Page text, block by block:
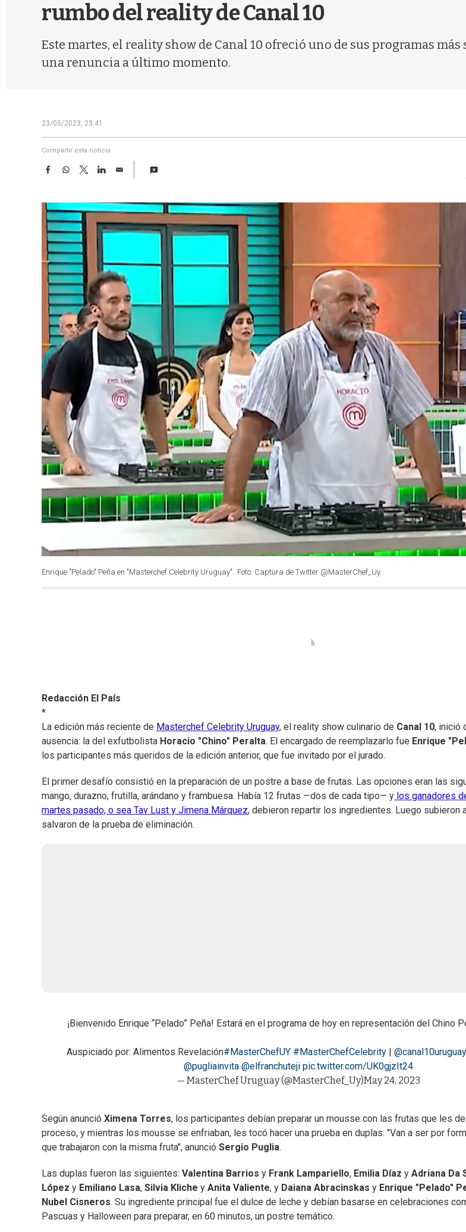
rumbo del reality de Canal 10
Este martes, el reality show de Canal 10 ofreció uno de sus programas
una renuncia a último momento.
23/05/2023, 23:41
Compartir esta noticia
F
e
b
o
o
k
W
t
s
A
p
p
T
w
t
t
e
L
k
e
d
I
n
E
i
l
Enrique "Pelado" Peña en "Masterchef Celebrity Uruguay". Foto: Captura de Twitter @MasterChef_Uy.
Redacción El País
*
La edición más reciente de Masterchef Celebrity Uruguay, el reality show culinario de Canal 10, inició
ausencia: la del exfutbolista Horacio "Chino" Peralta. El encargado de reemplazarlo fue Enrique
los participantes más queridos de la edición anterior, que fue invitado por el jurado.
El primer desafío consistió en la preparación de un postre a base de frutas. Las opciones eran las
mango, durazno, frutilla, arándano y frambuesa. Había 12 frutas —dos de cada tipo— y los ganadores
martes pasado, o sea Tav Lust y Jimena Márquez, debieron repartir los ingredientes. Luego subieron
salvaron de la prueba de eliminación.
¡Bienvenido Enrique “Pelado” Peña! Estará en el programa de hoy en representación del Chino
Auspiciado por: Alimentos Revelación#MasterChefUY #MasterChefCelebrity| @canal10uruguay
@pugliainvita @elfranchuteji pic.twitter.com/UK0gjzIt24
— MasterChef Uruguay (@MasterChef_Uy)May 24, 2023
Según anunció Ximena Torres, los participantes debían preparar un mousse con las frutas que les
proceso, y mientras los mousse se enfriaban, les tocó hacer una prueba en duplas. "Van a ser por
que trabajaron con la misma fruta", anunció Sergio Puglia.
Las duplas fueron las siguientes: Valentina Barrios y Frank Lampariello, Emilia Díaz y Adriana Da
López y Emiliano Lasa, Silvia Kliche y Anita Valiente, y Daiana Abracinskas y Enrique "Pelado"
Nubel Cisneros. Su ingrediente principal fue el dulce de leche y debían basarse en celebraciones
Pascuas y Halloween para preparar, en 60 minutos, un postre temático.